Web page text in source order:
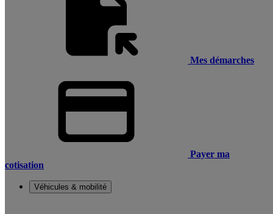
Mes démarches
Payer ma
cotisation
Véhicules & mobilité